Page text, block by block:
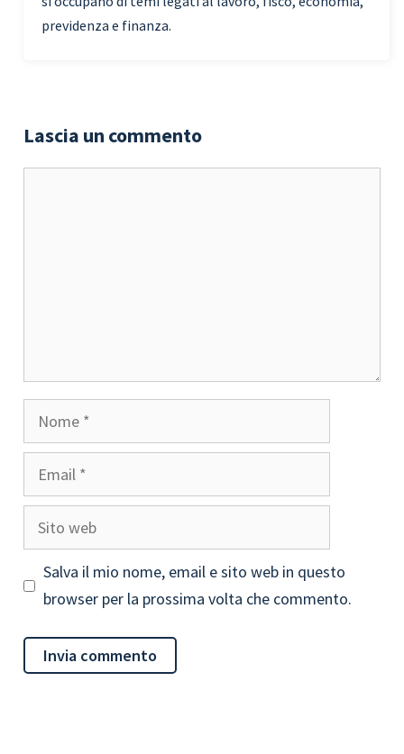
previdenza e finanza.
Lascia un commento
Nome
Email
Sito
web
Salva il mio nome, email e sito web in questo
browser per la prossima volta che commento.